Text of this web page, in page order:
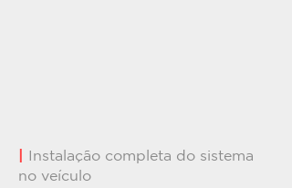
Instalação completa do sistema
no veículo